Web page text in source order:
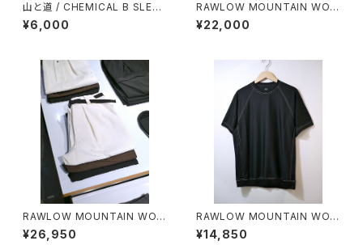
山と道 / CHEMICAL B SLEEV
ELESS（MEN）
¥6,000
RAWLOW MOUNTAIN WOR
KS / HIKER GURKHA PANTS
¥22,000
RAWLOW MOUNTAIN WOR
KS / HIKER BAKER PANTS
¥26,950
RAWLOW MOUNTAIN WOR
KS / DAD LITE CREW
¥14,850